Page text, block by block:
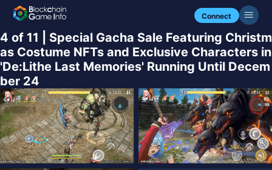
Connect
4 of 11 | Special Gacha Sale Featuring Christm
as Costume NFTs and Exclusive Characters in
'De:Lithe Last Memories' Running Until Decem
ber 24